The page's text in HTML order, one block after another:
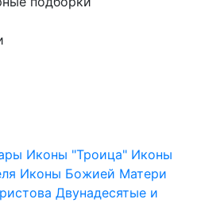
Иконы "Троица" Иконы
Иконы Божией Матери
Двунадесятые и